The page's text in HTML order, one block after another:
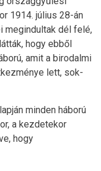
1914. július 28-án
megindultak dél felé,
hogy ebből
amit a birodalmi
lett, sok-
minden háború
a kezdetekor
hogy